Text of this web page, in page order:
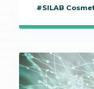
#SILAB